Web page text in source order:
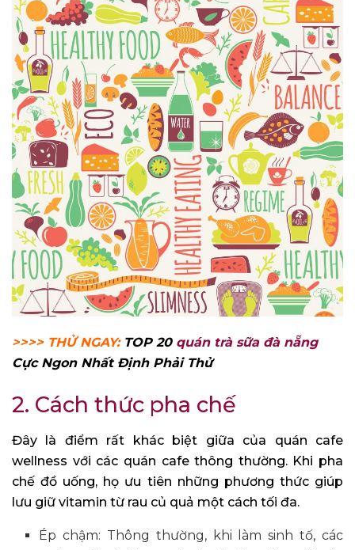
>>>> THỬ NGAY: TOP 20 quán trà sữa đà nẵng
Cực Ngon Nhất Định Phải Thử
2. Cách thức pha chế
Đây là điểm rất khác biệt giữa của quán cafe
wellness với các quán cafe thông thường. Khi pha
chế đồ uống, họ ưu tiên những phương thức giúp
lưu giữ vitamin từ rau củ quả một cách tối đa.
Ép chậm: Thông thường, khi làm sinh tố, các